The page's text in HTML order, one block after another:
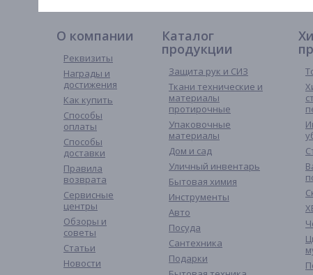
О компании
Реквизиты
Награды и
достижения
Как купить
Способы
оплаты
Способы
доставки
Правила
возврата
Сервисные
центры
Обзоры и
советы
Статьи
Новости
Каталог
продукции
Защита рук и СИЗ
Ткани технические и
материалы
протирочные
Упаковочные
материалы
Дом и сад
Уличный инвентарь
Бытовая химия
Инструменты
Авто
Посуда
Сантехника
Подарки